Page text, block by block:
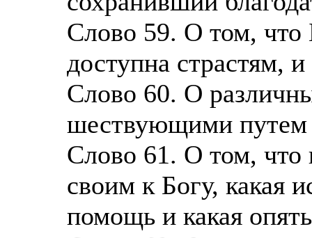
Слово 59. О том, что
доступна страстям,
Слово 60. О
шествующими
Слово 61. О том, что
своим к Богу, какая
помощь и какая